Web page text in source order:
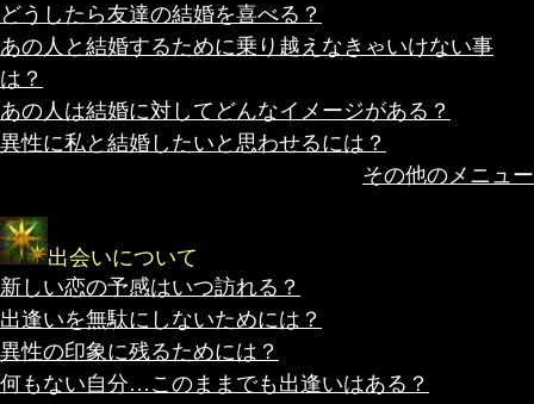
どうしたら友達の結婚を喜べる？
あの人と結婚するために乗り越えなきゃいけない事
は？
あの人は結婚に対してどんなイメージがある？
異性に私と結婚したいと思わせるには？
その他のメニュー
出会いについて
新しい恋の予感はいつ訪れる？
出逢いを無駄にしないためには？
異性の印象に残るためには？
何もない自分…このままでも出逢いはある？